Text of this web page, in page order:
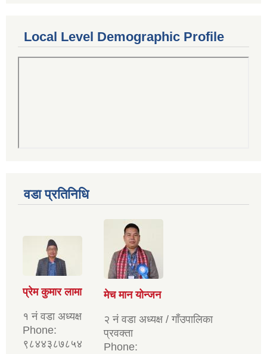
Local Level Demographic Profile
वडा प्रतिनिधि
प्रेम कुमार लामा
१ नं वडा अध्यक्ष
Phone:
९८४४३८७८५४
मेच मान योन्जन
२ नं वडा अध्यक्ष / गाँउपालिका
प्रवक्ता
Phone: